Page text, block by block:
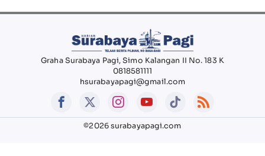
Graha Surabaya Pagi, Simo Kalangan II No. 183 K
0818581111
hsurabayapagi@gmail.com
©2026 surabayapagi.com